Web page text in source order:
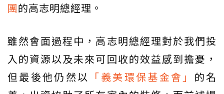
團的高志明總經理。
雖然會面過程中，高志明總經理對於我們投
入的資源以及未來可回收的效益感到擔憂，
但最後他仍然以 「義美環保基金會」 的名